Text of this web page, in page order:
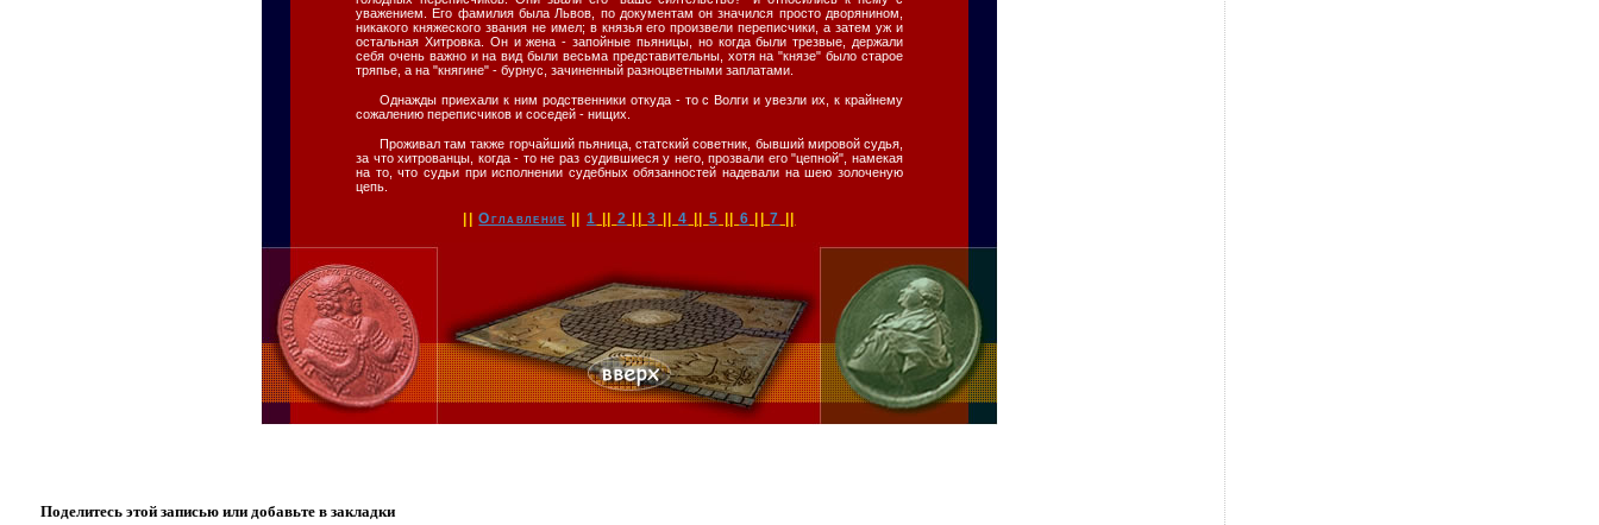
уважением. Его фамилия была Львов, по документам он значился просто дворянином,
никакого княжеского звания не имел; в князья его произвели переписчики, а затем уж и
остальная Хитровка. Он и жена - запойные пьяницы, но когда были трезвые, держали
себя очень важно и на вид были весьма представительны, хотя на "князе" было старое
тряпье, а на "княгине" - бурнус, зачиненный разноцветными заплатами.
Однажды приехали к ним родственники откуда - то с Волги и увезли их, к крайнему
сожалению переписчиков и соседей - нищих.
Проживал там также горчайший пьяница, статский советник, бывший мировой судья,
за что хитрованцы, когда - то не раз судившиеся у него, прозвали его "цепной", намекая
на то, что судьи при исполнении судебных обязанностей надевали на шею золоченую
цепь.
||Оглавление ||1 || 2 ||3 ||4 || 5 || 6 ||7 ||
Поделитесь этой записью или добавьте в закладки